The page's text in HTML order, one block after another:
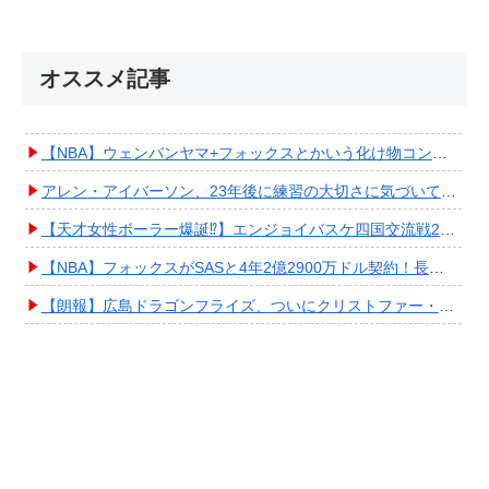
オススメ記事
【NBA】ウェンバンヤマ+フォックスとかいう化け物コンビが爆誕してしまうwwwwwwwwww
アレン・アイバーソン、23年後に練習の大切さに気づいてしまうwwwwwwwwwwww
【天才女性ボーラー爆誕⁉︎】エンジョイバスケ四国交流戦2025 in 香川③ #エアボーズ #427
【NBA】フォックスがSASと4年2億2900万ドル契約！長期確保しPO進出へ期待高まる
【朗報】広島ドラゴンフライズ、ついにクリストファー・スミス獲得キタ━━━━(ﾟ∀ﾟ)━━━━!!